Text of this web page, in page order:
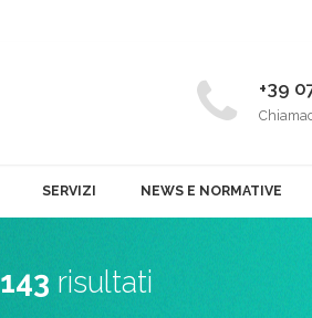
+39
SERVIZI NEWS E NORMATIVE
143 risultati